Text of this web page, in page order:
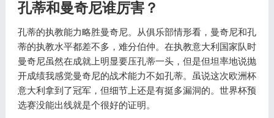
孔蒂和曼奇尼谁厉害？
孔蒂的执教能力略胜曼奇尼。从俱乐部情形看，曼奇尼和孔
蒂的执教水平都差不多，难分伯仲。在执教意大利国家队时
曼奇尼虽然在成就上明显要压孔蒂一头，但是但坦率地说抛
开成绩我感觉曼奇尼的战术能力不如孔蒂。虽说这次欧洲杯
意大利拿到了冠军，但细节上还是有挺多漏洞的。世界杯预
选赛没能出线就是个很好的证明。